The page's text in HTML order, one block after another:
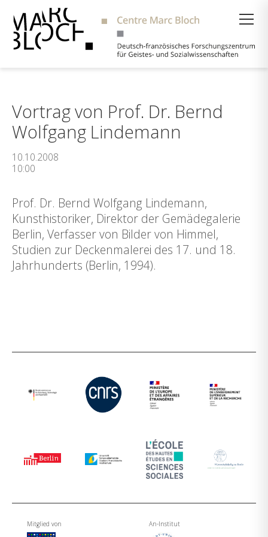
Vortrag von Prof. Dr. Bernd
Wolfgang Lindemann
10.10.2008
10:00
Prof. Dr. Bernd Wolfgang Lindemann,
Kunsthistoriker, Direktor der Gemädegalerie
Berlin, Verfasser von Bilder von Himmel,
Studien zur Deckenmalerei des 17. und 18.
Jahrhunderts (Berlin, 1994).
Mitglied von An-Institut